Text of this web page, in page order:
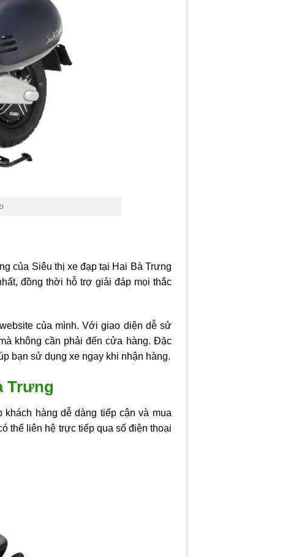
của Siêu thị xe đạp tại Hai Bà Trưng
đồng thời hỗ trợ giải đáp mọi thắc
của mình. Với giao diện dễ sử
không cần phải đến cửa hàng. Đặc
bạn sử dụng xe ngay khi nhận hàng.
Trưng
hàng dễ dàng tiếp cận và mua
thể liên hệ trực tiếp qua số điện thoại